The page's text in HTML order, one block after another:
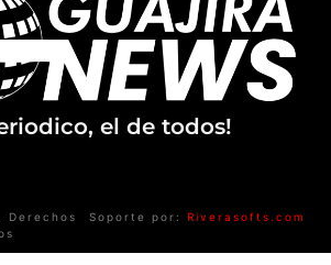
el de todos!
Derechos
Soporte por: Riverasofts.com